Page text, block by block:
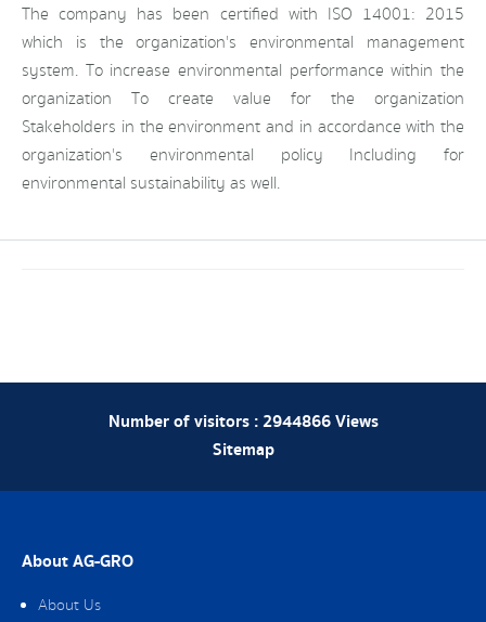
The company has been certified with ISO 14001: 2015
which is the organization's environmental management
system. To increase environmental performance within the
organization To create value for the organization
Stakeholders in the environment and in accordance with the
organization's environmental policy Including for
environmental sustainability as well.
Number of visitors :2944866Views
Sitemap
About AG-GRO
About Us